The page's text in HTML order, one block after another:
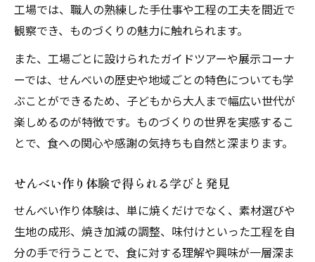
工場では、職人の熟練した手仕事や工程の工夫を間近で
観察でき、ものづくりの魅力に触れられます。
また、工場ごとに設けられたガイドツアーや展示コーナ
ーでは、せんべいの歴史や地域ごとの特色についても学
ぶことができるため、子どもから大人まで幅広い世代が
楽しめるのが特徴です。ものづくりの世界を実感するこ
とで、食への関心や感謝の気持ちも自然と深まります。
せんべい作り体験で得られる学びと発見
せんべい作り体験は、単に焼くだけでなく、素材選びや
生地の成形、焼き加減の調整、味付けといった工程を自
分の手で行うことで、食に対する理解や興味が一層深ま